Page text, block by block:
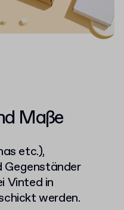
Maße
etc.),
Gegenständer
Vinted in
werden.